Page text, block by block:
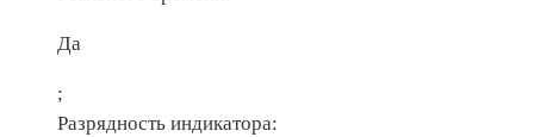
Да
;
Разрядность индикатора: